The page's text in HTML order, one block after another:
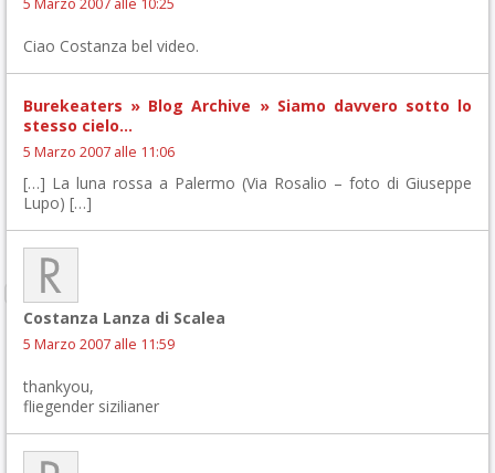
5 Marzo 2007 alle 10:25
Ciao Costanza bel video.
Burekeaters » Blog Archive » Siamo davvero sotto lo
stesso cielo…
5 Marzo 2007 alle 11:06
[…] La luna rossa a Palermo (Via Rosalio – foto di Giuseppe
Lupo) […]
Costanza Lanza di Scalea
5 Marzo 2007 alle 11:59
thankyou,
fliegender sizilianer